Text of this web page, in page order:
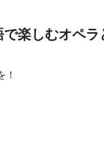
楽しむオペラ
！